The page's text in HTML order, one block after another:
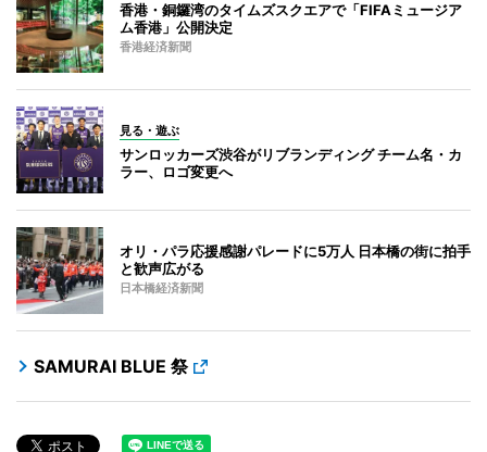
香港・銅鑼湾のタイムズスクエアで「FIFAミュージア
ム香港」公開決定
香港経済新聞
見る・遊ぶ
サンロッカーズ渋谷がリブランディング チーム名・カ
ラー、ロゴ変更へ
オリ・パラ応援感謝パレードに5万人 日本橋の街に拍手
と歓声広がる
日本橋経済新聞
SAMURAI BLUE 祭